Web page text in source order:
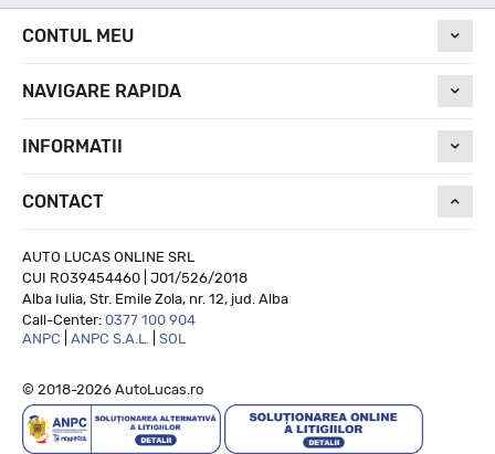
Nivel de zgomot
70
CONTUL MEU
NAVIGARE RAPIDA
INFORMATII
CONTACT
AUTO LUCAS ONLINE SRL
CUI RO39454460 | J01/526/2018
Alba Iulia, Str. Emile Zola, nr. 12, jud. Alba
Call-Center: 0377 100 904
ANPC
ANPC S.A.L. SOL
© 2018-2026 AutoLucas.ro